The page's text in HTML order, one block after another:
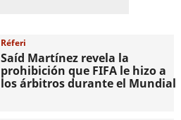
Réferi
Saíd Martínez revela la
prohibición que FIFA le hizo a
los árbitros durante el Mundial